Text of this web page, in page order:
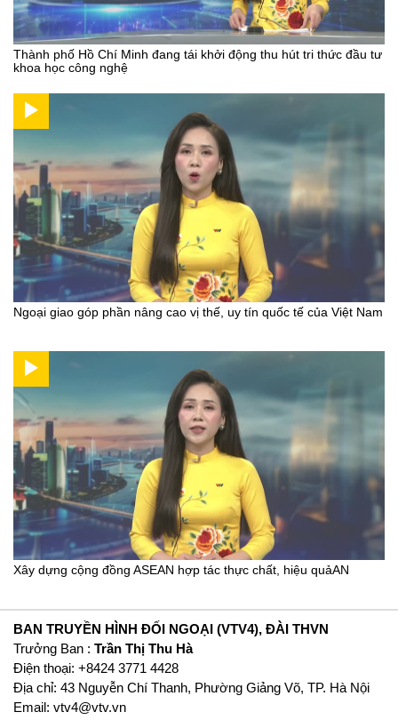
Thành phố Hồ Chí Minh đang tái khởi động thu hút tri thức đầu tư
khoa học công nghệ
Ngoại giao góp phần nâng cao vị thế, uy tín quốc tế của Việt Nam
Xây dựng cộng đồng ASEAN hợp tác thực chất, hiệu quảAN
BAN TRUYỀN HÌNH ĐỐI NGOẠI (VTV4), ĐÀI THVN
Trưởng Ban : Trần Thị Thu Hà
Ðiện thoại: +8424 3771 4428
Địa chỉ: 43 Nguyễn Chí Thanh, Phường Giảng Võ, TP. Hà Nội
Email: vtv4@vtv.vn